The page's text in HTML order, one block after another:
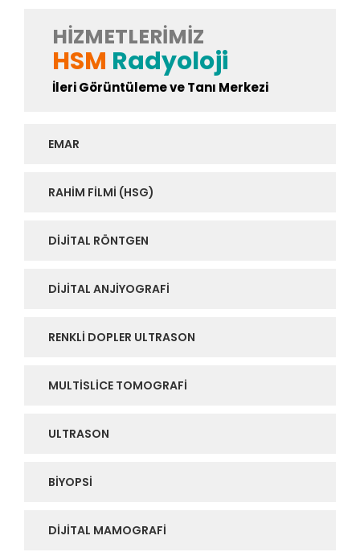
HIZMETLERIMIZ
HSM Radyoloji
İleri Görüntüleme ve Tanı Merkezi
EMAR
RAHIM FILMI (HSG)
DIJITAL RÖNTGEN
DIJITAL ANJIYOGRAFI
RENKLI DOPLER ULTRASON
MULTISLICE TOMOGRAFI
ULTRASON
BIYOPSI
DIJITAL MAMOGRAFI